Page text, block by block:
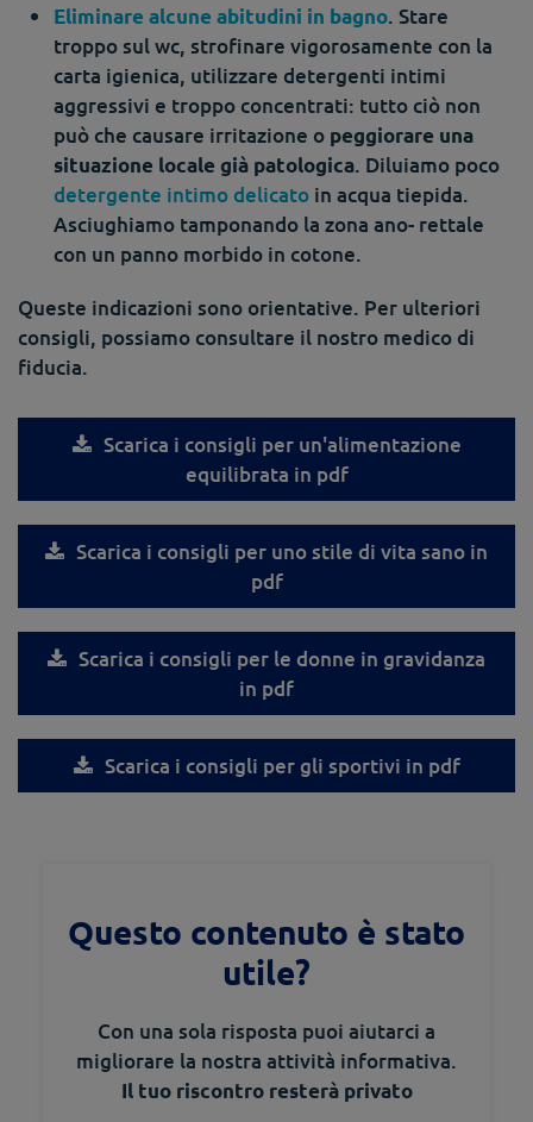
Eliminare alcune abitudini in bagno. Stare
troppo sul wc, strofinare vigorosamente con la
carta igienica, utilizzare detergenti intimi
aggressivi e troppo concentrati: tutto ciò non
può che causare irritazione o peggiorare una
situazione locale già patologica. Diluiamo poco
detergente intimo delicato in acqua tiepida.
Asciughiamo tamponando la zona ano- rettale
con un panno morbido in cotone.
Queste indicazioni sono orientative. Per ulteriori
consigli, possiamo consultare il nostro medico di
fiducia.
Scarica i consigli per un'alimentazione
equilibrata in pdf
Scarica i consigli per uno stile di vita sano in
pdf
Scarica i consigli per le donne in gravidanza
in pdf
Scarica i consigli per gli sportivi in pdf
Questo contenuto è stato
utile?
Con una sola risposta puoi aiutarci a
migliorare la nostra attività informativa.
Il tuo riscontro resterà privato